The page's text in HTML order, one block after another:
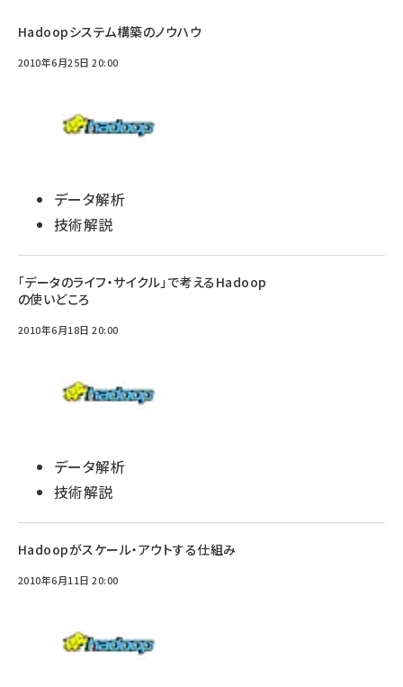
Hadoopシステム構築のノウハウ
2010年6月25日 20:00
データ解析
技術解説
「データのライフ・サイクル」で考えるHadoop
の使いどころ
2010年6月18日 20:00
データ解析
技術解説
Hadoopがスケール・アウトする仕組み
2010年6月11日 20:00